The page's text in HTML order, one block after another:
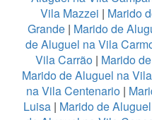
Vila Mazzei | Marido
Grande | Marido de
de Aluguel na Vila
Vila Carrão| Marido
Marido de Aluguel na
na Vila Centenario|
Luisa | Marido de